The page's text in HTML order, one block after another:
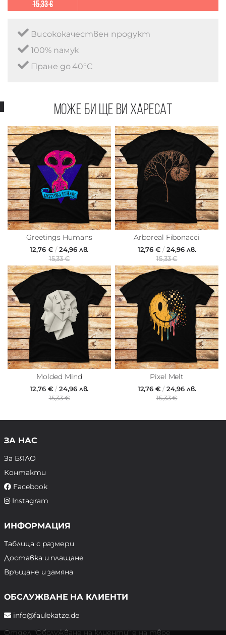
15,33 €
Висококачествен продукт
100% памук
Пране до 40°C
Може би ще ви харесат
Greetings Humans
12,76 € /24,96 лв.
15,33 €
Arboreal Fibonacci
12,76 €/24,96 лв.
15,33 €
Molded Mind
12,76 € /24,96 лв.
15,33 €
Pixel Melt
12,76 €/24,96 лв.
15,33 €
ЗА НАС
За БЯЛО
Контакти
Facebook
Instagram
ИНФОРМАЦИЯ
Таблица с размери
Доставка и плащане
Връщане и замяна
ОБСЛУЖВАНЕ НА КЛИЕНТИ
info@faulekatze.de
Отдел "Обслужване на клиенти" е на твое